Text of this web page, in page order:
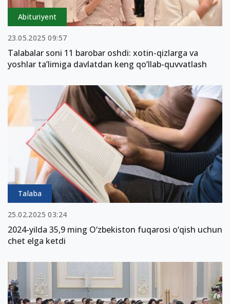
Abituriyent
23.05.2025 09:57
Talabalar soni 11 barobar oshdi: xotin-qizlarga va
yoshlar ta’limiga davlatdan keng qo‘llab-quvvatlash
Talaba
25.02.2025 03:24
2024-yilda 35,9 ming O‘zbekiston fuqarosi o‘qish uchun
chet elga ketdi